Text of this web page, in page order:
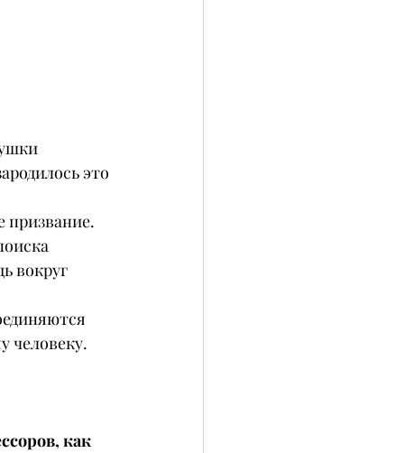
это
призвание.
вокруг
человеку.
как